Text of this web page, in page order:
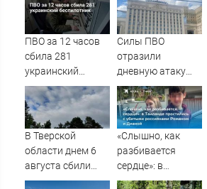
подтвердила
роман
Бондарчука и
Исаковой
Наговицыной с
семитысячника
ПВО за 12 часов
сбила 281
украинский
беспилотник
Силы ПВО
отразили
дневную атаку
БПЛА на
Рязанскую
область
В Тверской
области днем 6
августа сбили
украинские БПЛА
«Слышно, как
разбивается
сердце»: в
Таиланде